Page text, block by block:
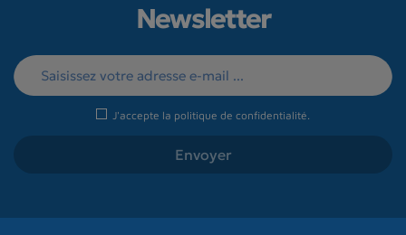
Newsletter
J'accepte la politique de confidentialité.